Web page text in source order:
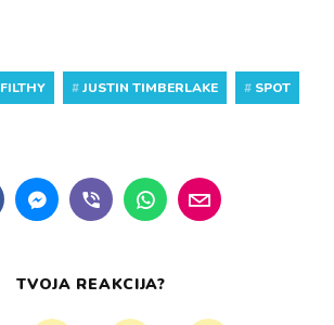
FILTHY #JUSTIN TIMBERLAKE # SPOT
TVOJA REAKCIJA?